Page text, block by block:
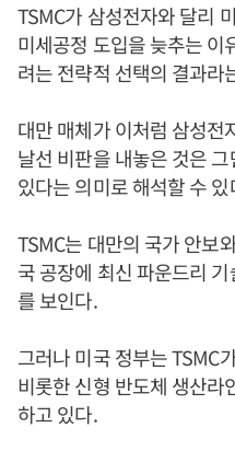
TSMC가 삼성전자와 달리
미세공정 도입을 늦추는 이
려는 전략적 선택의 결과라
대만 매체가 이처럼 삼성전
날선 비판을 내놓은 것은
있다는 의미로 해석할 수 있
TSMC는 대만의 국가 안보
국 공장에 최신 파운드리
를 보인다.
그러나 미국 정부는 TSMC
비롯한 신형 반도체 생산라
하고 있다.